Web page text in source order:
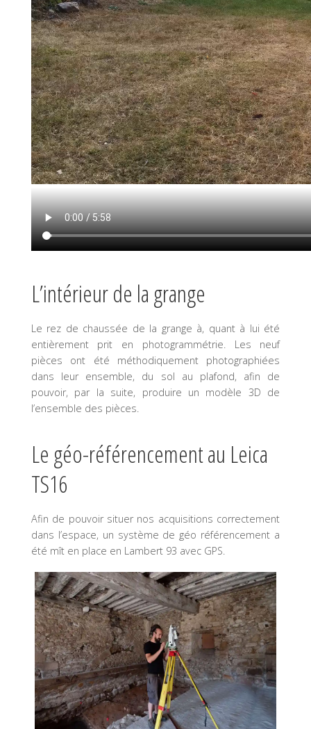
L’intérieur de la grange
Le rez de chaussée de la grange à, quant à lui été
entièrement prit en photogrammétrie. Les neuf
pièces ont été méthodiquement photographiées
dans leur ensemble, du sol au plafond, afin de
pouvoir, par la suite, produire un modèle 3D de
l’ensemble des pièces.
Le géo-référencement au Leica
TS16
Afin de pouvoir situer nos acquisitions correctement
dans l’espace, un système de géo référencement a
été mît en place en Lambert 93 avec GPS.